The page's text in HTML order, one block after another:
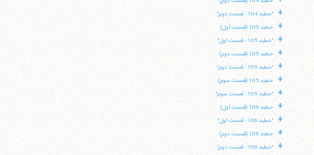
+ "خطبه 104 - قسمت دوم"
+ خطبه 105 (قسمت اول)
+ "خطبه 105 - قسمت اول"
+ خطبه 105 (قسمت دوم)
+ "خطبه 105 - قسمت دوم"
+ خطبه 105 (قسمت سوم)
+ "خطبه 105 - قسمت سوم"
+ خطبه 106 (قسمت اول)
+ "خطبه 106 - قسمت اول"
+ خطبه 106 (قسمت دوم)
+ "خطبه 106 - قسمت دوم"